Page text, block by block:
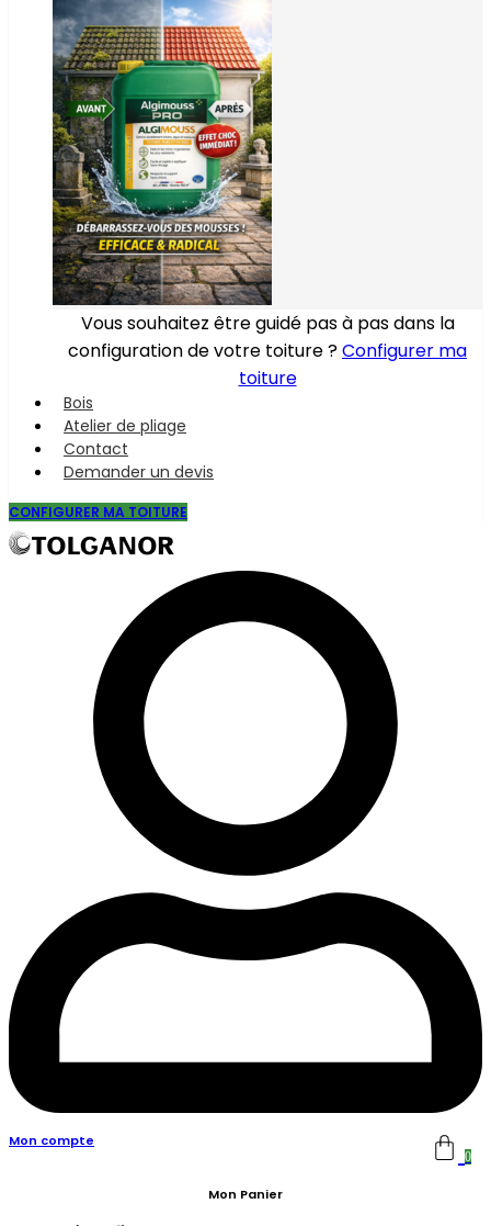
Vous souhaitez être guidé pas à pas dans la
configuration de votre toiture ?Configurer ma
toiture
Bois
Atelier de pliage
Contact
Demander un devis
CONFIGURER MA TOITURE
Mon compte
0
Mon Panier